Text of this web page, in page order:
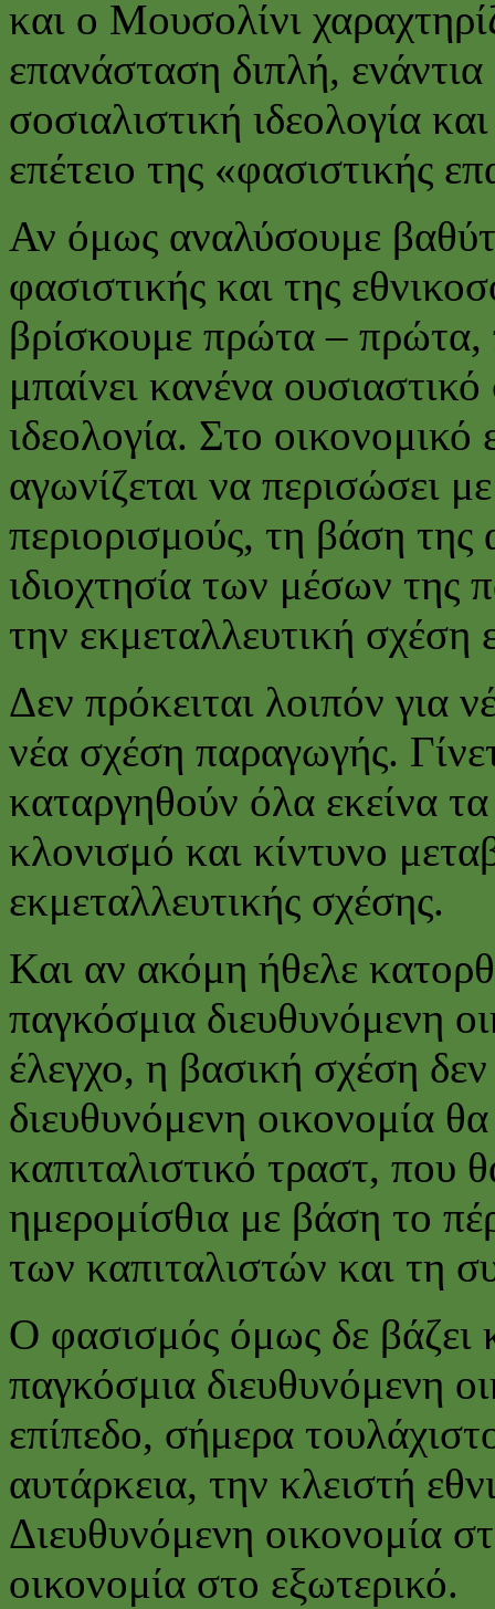
και ο Μουσολίνι
επανάσταση διπλή,
σοσιαλιστική ιδεολογία
επέτειο της «φασιστικής
Αν όμως αναλύσουμε
φασιστικής και της
βρίσκουμε πρώτα –
μπαίνει κανένα
ιδεολογία. Στο
αγωνίζεται να περισώσει
περιορισμούς, τη βάση της
ιδιοχτησία των μέσων της
την εκμεταλλευτική σχέση
Δεν πρόκειται λοιπόν για
νέα σχέση παραγωγής.
καταργηθούν όλα εκείνα
κλονισμό και κίντυνο
εκμεταλλευτικής σχέσης.
Και αν ακόμη ήθελε
παγκόσμια διευθυνόμενη
έλεγχο, η βασική σχέση
διευθυνόμενη οικονομία
καπιταλιστικό τραστ, που
ημερομίσθια με βάση το
των καπιταλιστών και τη
Ο φασισμός όμως δε βάζει
παγκόσμια διευθυνόμενη
επίπεδο, σήμερα
αυτάρκεια, την κλειστή
Διευθυνόμενη οικονομία
οικονομία στο εξωτερικό.